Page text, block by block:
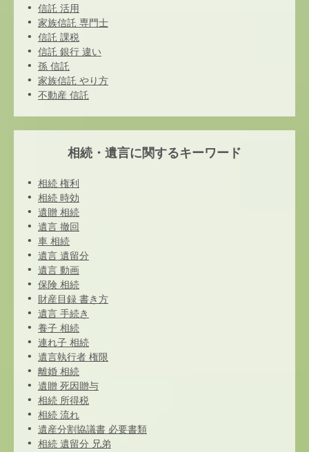
信託 活用
家族信託 専門士
信託 課税
信託 銀行 違い
孫 信託
家族信託 やり方
不動産 信託
相続・遺言に関するキーワード
相続 権利
相続 時効
遺贈 相続
遺言 撤回
車 相続
遺言 遺留分
遺言 動画
保険 相続
財産目録 書き方
遺言 手続き
養子 相続
連れ子 相続
遺言執行者 権限
離婚 相続
遺贈 死因贈与
相続 所得税
相続 流れ
遺産分割協議書 必要書類
相続 遺留分 兄弟